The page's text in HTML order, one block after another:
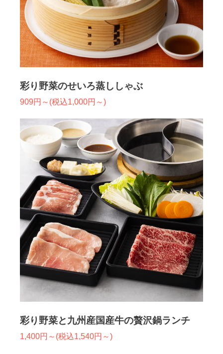
彩り野菜のせいろ蒸ししゃぶ
909円～(税込1,000円～)
彩り野菜と九州産国産牛の贅沢鍋ランチ
1,400円～(税込1,540円～)